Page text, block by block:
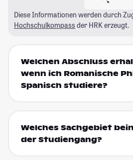
Diese Informationen werden durch
Hochschulkompass der HRK erzeugt.
Welchen Abschluss
wenn ich Romanische
Spanisch studiere?
Welches Sachgebiet
der Studiengang?